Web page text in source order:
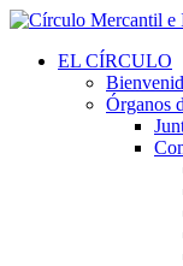
EL CÍRCULO
Órganos